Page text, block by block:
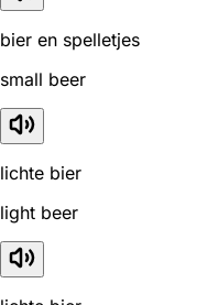
bier en spelletjes
small beer
lichte bier
light beer